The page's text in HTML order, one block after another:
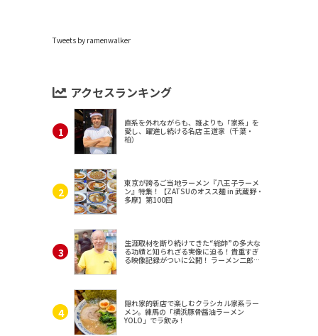
Tweets by ramenwalker
アクセスランキング
直系を外れながらも、誰よりも「家系」を
愛し、躍進し続ける名店 王道家（千葉・
柏）
東京が誇るご当地ラーメン『八王子ラーメ
ン』特集！【ZATSUのオスス麺 in 武蔵野・
多摩】第100回
生涯取材を断り続けてきた“総帥”の多大な
る功績と知られざる実像に迫る！貴重すぎ
る映像記録がついに公開！ ラーメン二郎
隠れ家的新店で楽しむクラシカル家系ラー
メン。練馬の「横浜豚骨醤油ラーメン
YOLO」でラ飲み！